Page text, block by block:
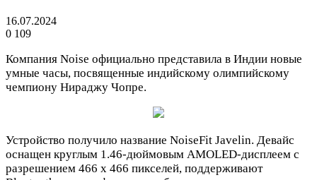
16.07.2024
0 109
Компания Noise официально представила в Индии новые
умные часы, посвященные индийскому олимпийскому
чемпиону Нираджу Чопре.
Устройство получило название NoiseFit Javelin. Девайс
оснащен круглым 1.46-дюймовым AMOLED-дисплеем с
разрешением 466 x 466 пикселей, поддерживают